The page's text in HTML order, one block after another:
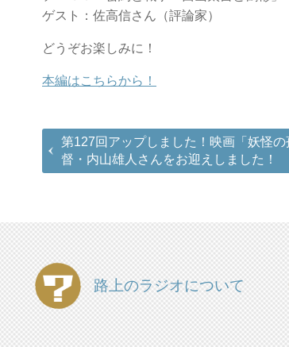
ゲスト：佐高信さん（評論家）
どうぞお楽しみに！
本編はこちらから！
第127回アップしました！映画「妖怪の
督・内山雄人さんをお迎えしました！
路上のラジオについて